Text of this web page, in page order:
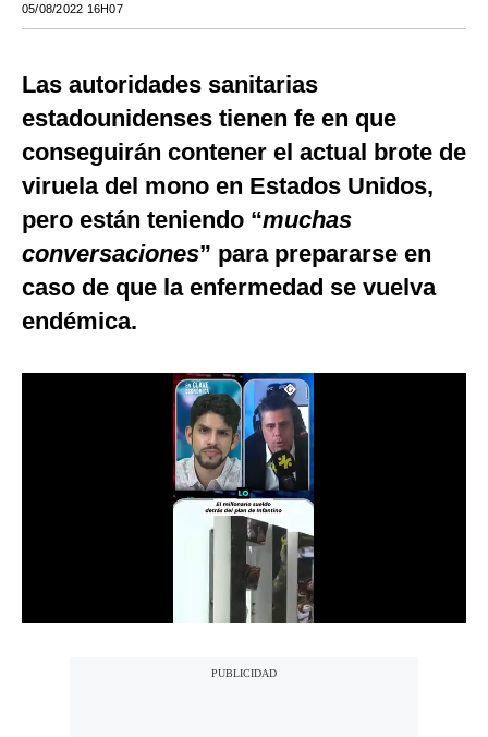
España
Tecnología
Club del Suscriptor
Mix
G de Gestión
Podcast
05/08/2022 16H07
Las autoridades sanitarias
estadounidenses tienen fe en que
conseguirán contener el actual brote de
viruela del mono en Estados Unidos,
pero están teniendo “muchas
conversaciones” para prepararse en
caso de que la enfermedad se vuelva
endémica.